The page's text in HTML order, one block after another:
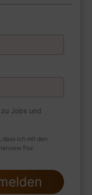
Audio aufnehmen
hatten?
Jobs und
ich mit den
Fox